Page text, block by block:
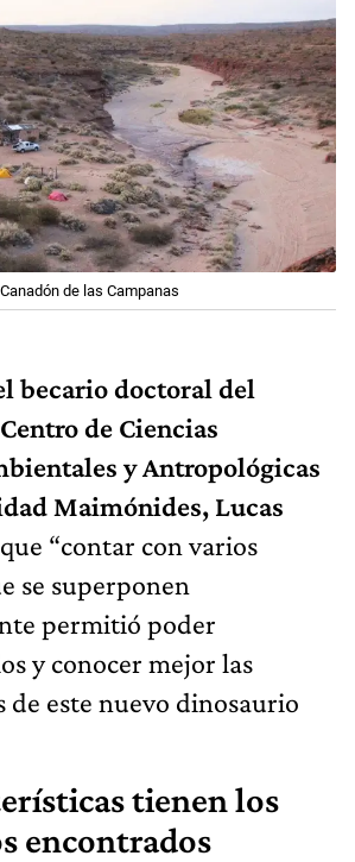
Canadón de las Campanas
becario doctoral del
de Ciencias
y Antropológicas
Maimónides, Lucas
“contar con varios
se superponen
permitió poder
y conocer mejor las
de este nuevo dinosaurio
tienen los
encontrados